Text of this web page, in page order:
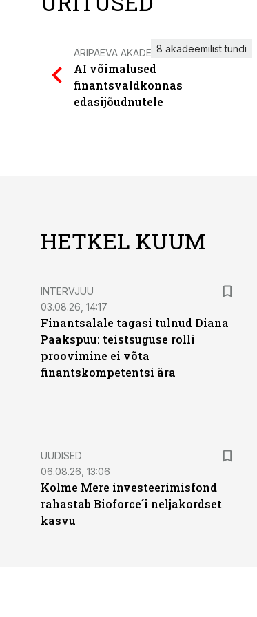
ÄRIPÄEVA AKADEEMIA
AI võimalused
finantsvaldkonnas
edasijõudnutele
8 akadeemilist tundi
HETKEL KUUM
INTERVJUU
03.08.26, 14:17
Finantsalale tagasi tulnud Diana
Paakspuu: teistsuguse rolli
proovimine ei võta
finantskompetentsi ära
UUDISED
06.08.26, 13:06
Kolme Mere investeerimisfond
rahastab Bioforce´i neljakordset
kasvu